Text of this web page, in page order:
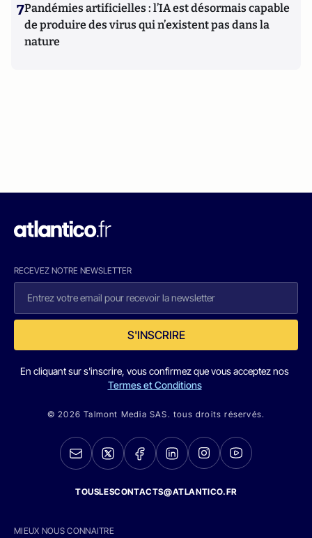
7Pandémies artificielles : l’IA est désormais capable
de produire des virus qui n’existent pas dans la
nature
RECEVEZ NOTRE NEWSLETTER
S'INSCRIRE
En cliquant sur s'inscrire, vous confirmez que vous acceptez nos
Termes et Conditions
© 2026 Talmont Media SAS. tous droits réservés.
TOUSLESCONTACTS@ATLANTICO.FR
MIEUX NOUS CONNAITRE